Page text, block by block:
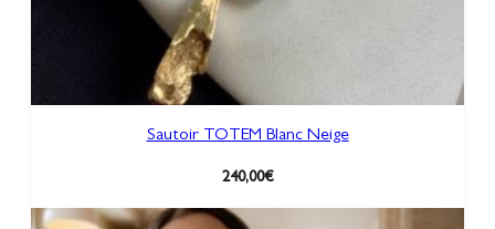
Sautoir TOTEM Blanc Neige
240,00€